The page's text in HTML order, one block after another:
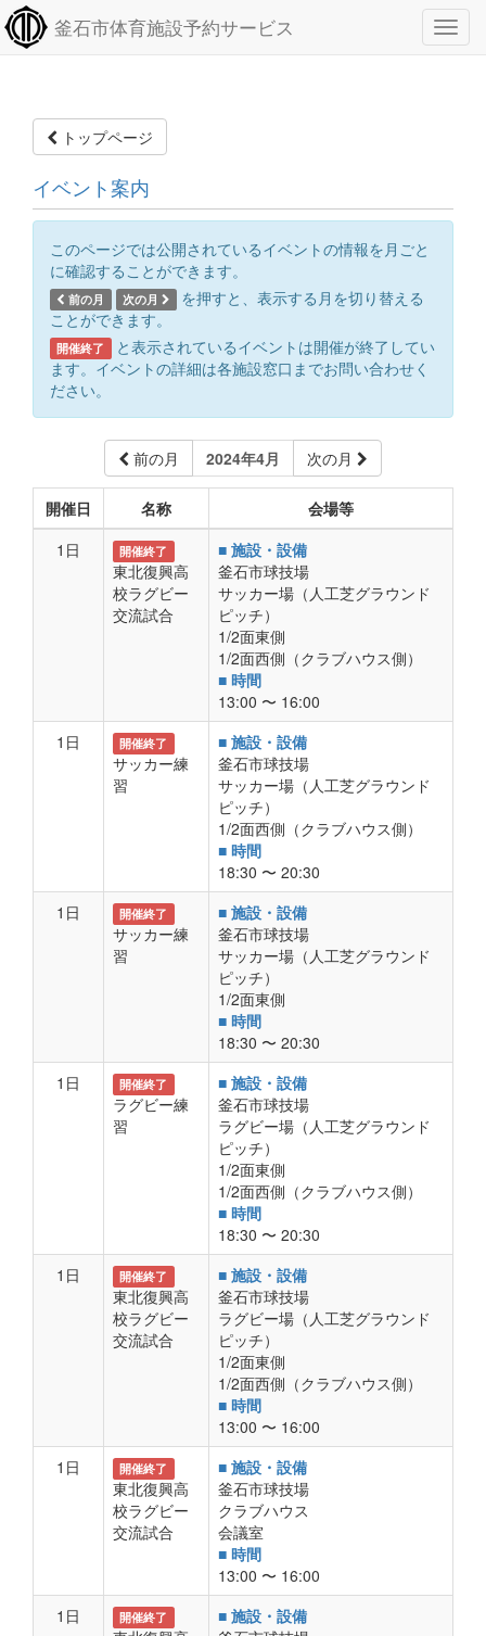
釜石市体育施設予約サービス
トップページ
イベント案内
このページでは公開されているイベントの情報を月ごと
に確認することができます。
前の月 次の月
を押すと、表示する月を切り替える
ことができます。
開催終了 と表示されているイベントは開催が終了してい
ます。イベントの詳細は各施設窓口までお問い合わせく
ださい。
前の月 2024年4月 次の月
開催日 名称
会場等
1日
開催終了
東北復興高
校ラグビー
交流試合
■ 施設・設備
釜石市球技場
サッカー場（人工芝グラウンド
ピッチ）
1/2面東側
1/2面西側（クラブハウス側）
■ 時間
13:00 〜 16:00
1日
開催終了
サッカー練
習
■ 施設・設備
釜石市球技場
サッカー場（人工芝グラウンド
ピッチ）
1/2面西側（クラブハウス側）
■ 時間
18:30 〜 20:30
1日
開催終了
サッカー練
習
■ 施設・設備
釜石市球技場
サッカー場（人工芝グラウンド
ピッチ）
1/2面東側
■ 時間
18:30 〜 20:30
1日
開催終了
ラグビー練
習
■ 施設・設備
釜石市球技場
ラグビー場（人工芝グラウンド
ピッチ）
1/2面東側
1/2面西側（クラブハウス側）
■ 時間
18:30 〜 20:30
1日
開催終了
東北復興高
校ラグビー
交流試合
■ 施設・設備
釜石市球技場
ラグビー場（人工芝グラウンド
ピッチ）
1/2面東側
1/2面西側（クラブハウス側）
■ 時間
13:00 〜 16:00
1日
開催終了
東北復興高
校ラグビー
交流試合
■ 施設・設備
釜石市球技場
クラブハウス
会議室
■ 時間
13:00 〜 16:00
1日
開催終了
■ 施設・設備